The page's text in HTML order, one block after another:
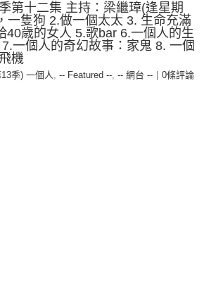
第十二集 主持：梁繼璋(逢星期
一隻狗 2.做一個太太 3. 生命充滿
40歳的女人 5.歌bar 6.一個人的生
一個人的奇幻故事：家鬼 8. 一個
機
季) 一個人, -- Featured --, -- 網台 -- 0條評論